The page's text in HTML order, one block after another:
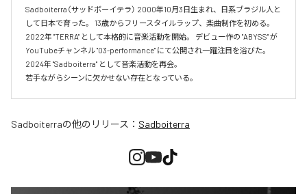
Sadboiterra（サッドボーイテラ） 2000年10月3日生まれ、日系ブラジル人と
して日本で育った。 13歳からフリースタイルラップ、楽曲制作を初める。
2022年 "TERRA" として本格的に音楽活動を開始。 デビュー作の "ABYSS" が
YouTubeチャンネル "03-performance" にて公開され一躍注目を浴びた。
2024年 "Sadboiterra" として音楽活動を再会。
若手ながらシーンに欠かせない存在となっている。
Sadboiterraの他のリリース： Sadboiterra